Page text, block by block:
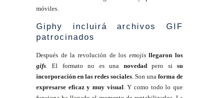
móviles.
Giphy incluirá archivos GIF
patrocinados
Después de la revolución de los emojis llegaron los
gifs. El formato no es una novedadpero sisu
incorporación en las redes sociales. Son una forma de
expresarse eficaz y muy visual. Y como todo lo que